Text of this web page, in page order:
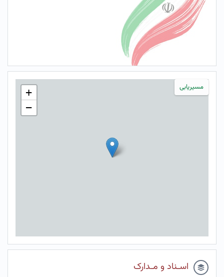
مسیریابی
+
−
اسـناد و مـدارک